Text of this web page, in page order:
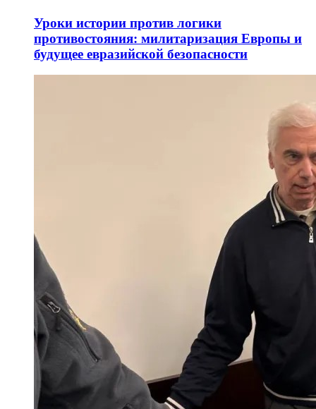
Уроки истории против логики
противостояния: милитаризация Европы и
будущее евразийской безопасности